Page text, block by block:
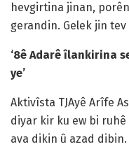
hevgirtina jinan,
gerandin. Gelek jin
‘8ê Adarê îlankirina
ye’
Aktivîsta TJAyê Arîfe
diyar kir ku ew bi
ava dikin û azad